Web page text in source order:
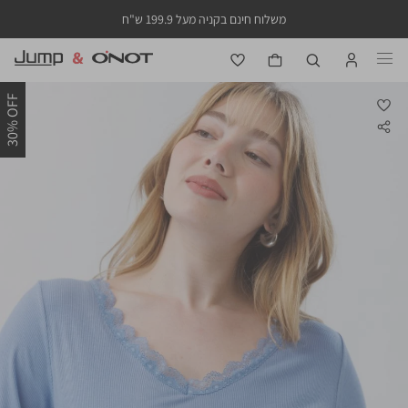
משלוח חינם בקניה מעל 199.9 ש"ח
30% OFF